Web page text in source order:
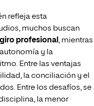
refleja esta
muchos buscan
profesional , mientras
y la
Entre las ventajas
la conciliación y el
Entre los desafíos, se
la menor